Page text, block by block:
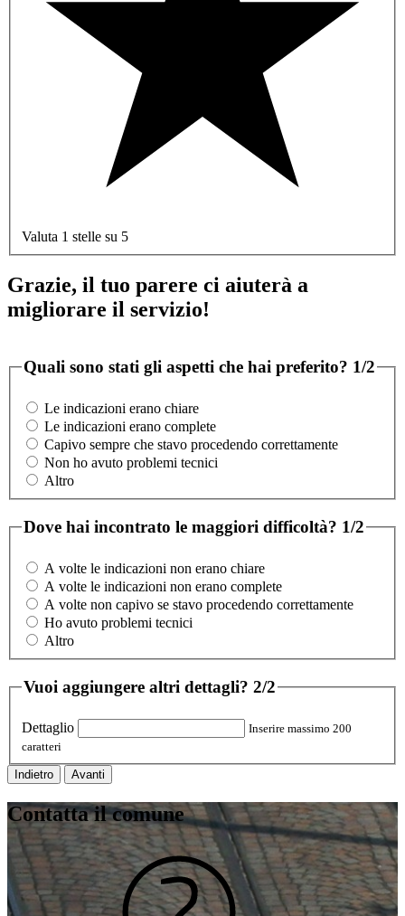
Valuta 1 stelle su 5
Grazie, il tuo parere ci aiuterà a
migliorare il servizio!
Quali sono stati gli aspetti che hai preferito? 1/2
Le indicazioni erano chiare
Le indicazioni erano complete
Capivo sempre che stavo procedendo correttamente
Non ho avuto problemi tecnici
Altro
Dove hai incontrato le maggiori difficoltà? 1/2
A volte le indicazioni non erano chiare
A volte le indicazioni non erano complete
A volte non capivo se stavo procedendo correttamente
Ho avuto problemi tecnici
Altro
Vuoi aggiungere altri dettagli? 2/2
Dettaglio
Inserire massimo 200
caratteri
Indietro Avanti
Contatta il comune